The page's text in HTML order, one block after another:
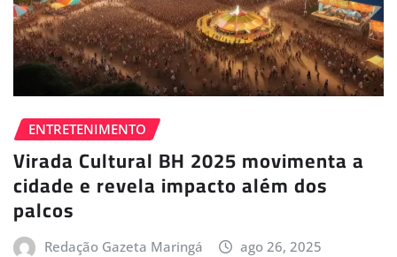
ENTRETENIMENTO
Virada Cultural BH 2025 movimenta a
cidade e revela impacto além dos
palcos
Redação Gazeta Maringá ago 26, 2025